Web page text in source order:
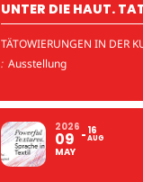
UNTER DIE HAUT.
TÄTOWIERUNGEN IN DER
: Ausstellung
2026
09
MAY
16
AUG